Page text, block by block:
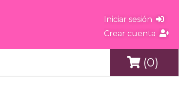
Iniciar sesión
Crear cuenta
(0)